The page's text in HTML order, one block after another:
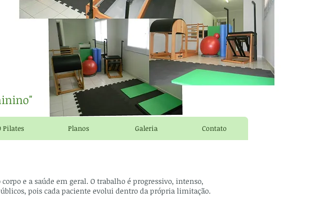
e a saúde em geral. O trabalho é progressivo, intenso,
pois cada paciente evolui dentro da própria limitação.
Pilates Planos Galeria Contato